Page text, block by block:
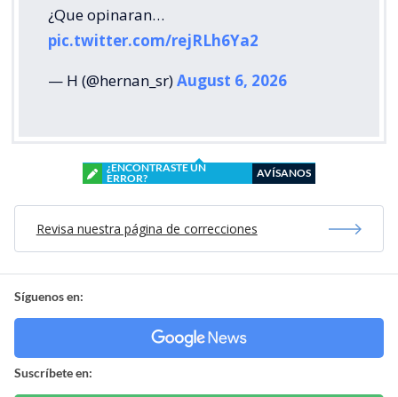
¿Que opinaran…
pic.twitter.com/rejRLh6Ya2
— H (@hernan_sr)August 6, 2026
¿ENCONTRASTE UN
ERROR?
AVÍSANOS
Revisa nuestra página de correcciones
Síguenos en:
Suscríbete en: